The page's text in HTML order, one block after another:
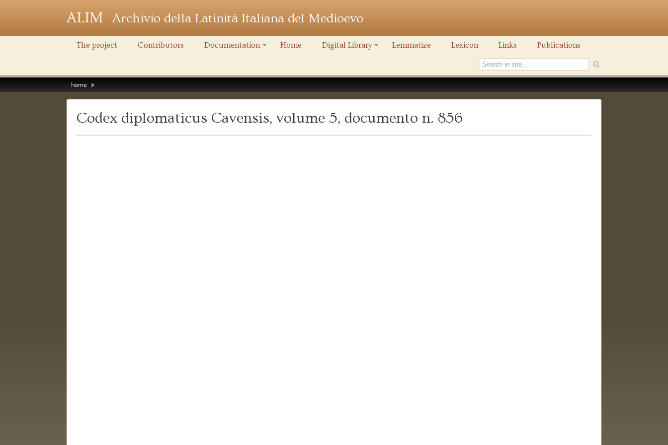
ALIM Archivio della Latinità Italiana del Medioevo
The project Contributors Documentation Home Digital Library Lemmatize Lexicon Links Publications
home
Codex diplomaticus Cavensis, volume 5, documento n. 856